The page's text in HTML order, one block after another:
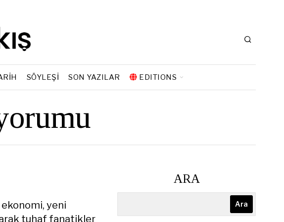
SÖYLEŞI SON YAZILAR EDITIONS
yeni
tuhaf fanatikler
ARA
Ara